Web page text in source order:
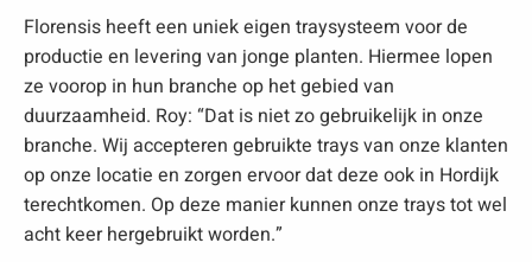
Florensis heeft een uniek eigen traysysteem voor de
productie en levering van jonge planten. Hiermee lopen
ze voorop in hun branche op het gebied van
duurzaamheid. Roy: “Dat is niet zo gebruikelijk in onze
branche. Wij accepteren gebruikte trays van onze klanten
op onze locatie en zorgen ervoor dat deze ook in Hordijk
terechtkomen. Op deze manier kunnen onze trays tot wel
acht keer hergebruikt worden.”